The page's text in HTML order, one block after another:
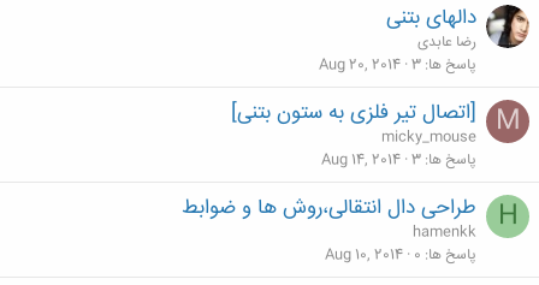
دالهای بتنی
رضا عابدی
پاسخ ها 3
Aug 20, 2014
M [اتصال تیر فلزی به ستون بتنی]
micky_mouse
پاسخ ها 3
Aug 14, 2014
H طراحی دال انتقالی،روش ها و ضوابط
hamenkk
پاسخ ها 0
Aug 10, 2014